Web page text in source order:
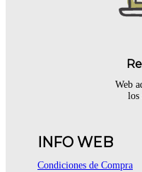
Web
los
INFO WEB
Condiciones de Compra